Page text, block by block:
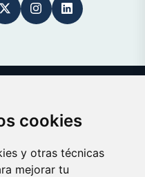
cookies
y otras técnicas
mejorar tu